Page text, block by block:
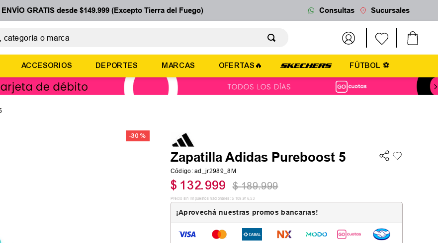
ENVÍO GRATIS desde $149.999 (Excepto Tierra del Fuego) Consultas Sucursales
ACCESORIOS DEPORTES MARCAS OFERTAS🔥 FÚTBOL ⚽
-30 %
Zapatilla Adidas Pureboost 5
Código:ad_jr2989_8M
$ 132.999 $ 189.999
Precio sin impuestos nacionales: $ 109 .916,53
¡Aprovechá nuestras promos bancarias!
MÁS BUSCADOS